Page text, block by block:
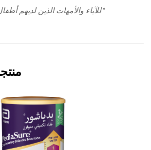
*للآباء والأمهات الذين لديهم أطفال